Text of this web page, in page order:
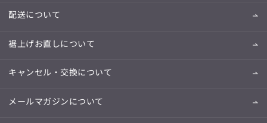
配送について
裾上げお直しについて
キャンセル・交換について
メールマガジンについて